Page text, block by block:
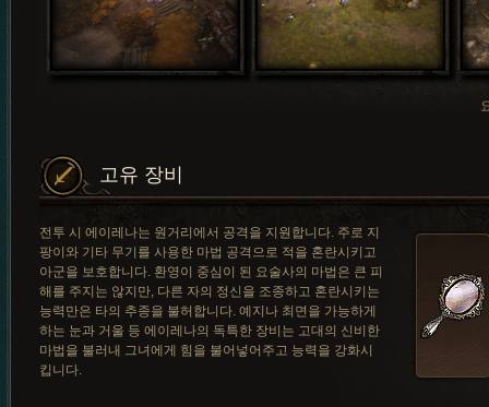
고유 장비
전투 시 에이레나는 원거리에서 공격을 지원합니다. 주로 지
팡이와 기타 무기를 사용한 마법 공격으로 적을 혼란시키고
아군을 보호합니다. 환영이 중심이 된 요술사의 마법은 큰 피
해를 주지는 않지만, 다른 자의 정신을 조종하고 혼란시키는
능력만은 타의 추종을 불허합니다. 예지나 최면을 가능하게
하는 눈과 거울 등 에이레나의 독특한 장비는 고대의 신비한
마법을 불러내 그녀에게 힘을 불어넣어주고 능력을 강화시
킵니다.